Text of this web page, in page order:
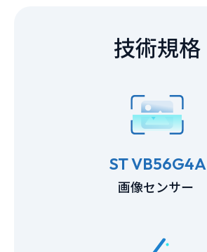
技術規格
ST VB56G4A
画像センサー